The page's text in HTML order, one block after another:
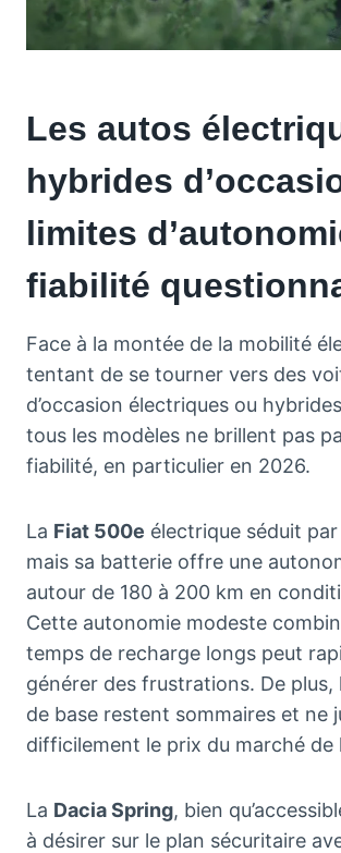
Les autos
hybrides
limites
fiabilité
Face à la montée de la mobilité
tentant de se tourner vers des
d’occasion électriques ou
tous les modèles ne brillent pas
fiabilité, en particulier en 2026.
La Fiat 500e électrique séduit
mais sa batterie offre une
autour de 180 à 200 km en
Cette autonomie modeste
temps de recharge longs peut
générer des frustrations. De plus,
de base restent sommaires et ne
difficilement le prix du marché de
La Dacia Spring, bien
à désirer sur le plan sécuritaire